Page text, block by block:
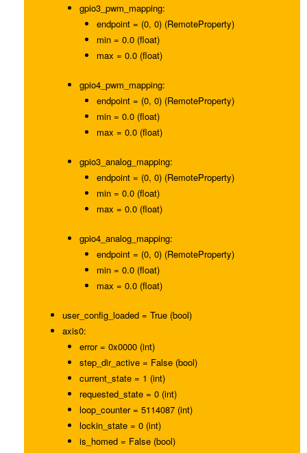
gpio3_pwm_mapping:
endpoint = (0, 0) (RemoteProperty)
min = 0.0 (float)
max = 0.0 (float)
gpio4_pwm_mapping:
endpoint = (0, 0) (RemoteProperty)
min = 0.0 (float)
max = 0.0 (float)
gpio3_analog_mapping:
endpoint = (0, 0) (RemoteProperty)
min = 0.0 (float)
max = 0.0 (float)
gpio4_analog_mapping:
endpoint = (0, 0) (RemoteProperty)
min = 0.0 (float)
max = 0.0 (float)
user_config_loaded = True (bool)
axis0:
error = 0x0000 (int)
step_dir_active = False (bool)
current_state = 1 (int)
requested_state = 0 (int)
loop_counter = 5114087 (int)
lockin_state = 0 (int)
is_homed = False (bool)